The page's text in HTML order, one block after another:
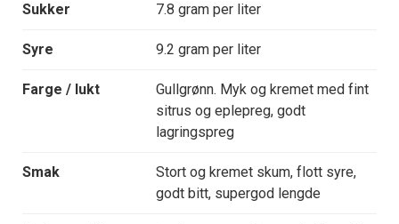
Sukker 7.8 gram per liter
Syre 9.2 gram per liter
Farge / lukt
Gullgrønn. Myk og kremet med fint
sitrus og eplepreg, godt
lagringspreg
Smak
Stort og kremet skum, flott syre,
godt bitt, supergod lengde